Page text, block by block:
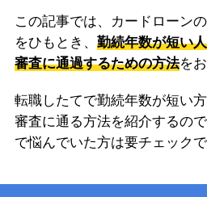
この記事では、カードローン
をひもとき、 勤続年数が短い
審査に通過するための方法を
転職したてで勤続年数が短い
審査に通る方法を紹介するの
で悩んでいた方は要チェックで